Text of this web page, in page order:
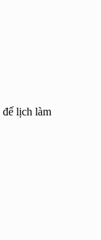
lịch làm